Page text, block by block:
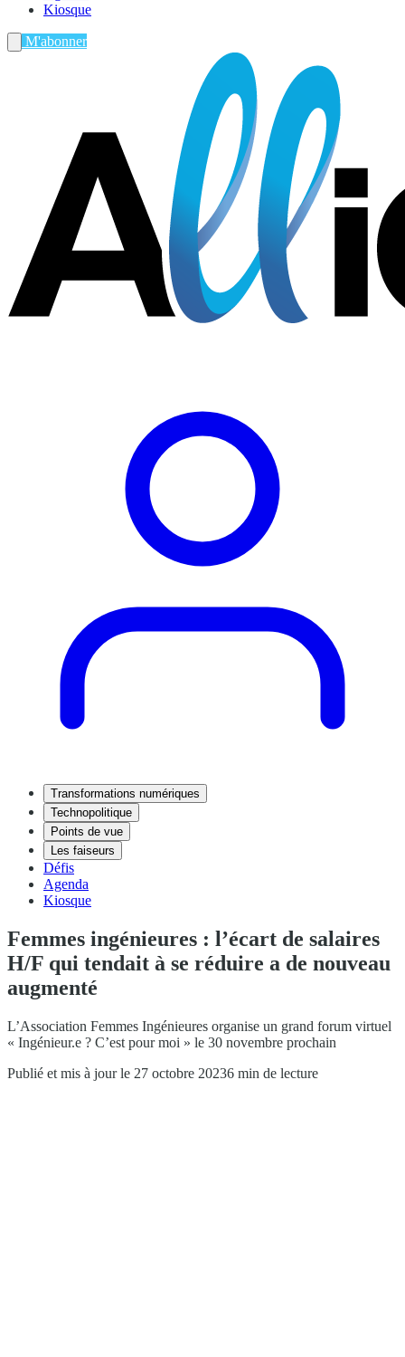
Kiosque
M'abonner
Transformations numériques
Technopolitique
Points de vue
Les faiseurs
Défis
Agenda
Kiosque
Femmes ingénieures : l’écart de salaires
H/F qui tendait à se réduire a de nouveau
augmenté
L’Association Femmes Ingénieures organise un grand forum virtuel
« Ingénieur.e ? C’est pour moi » le 30 novembre prochain
Publié et mis à jour le 27 octobre 20236 min de lecture